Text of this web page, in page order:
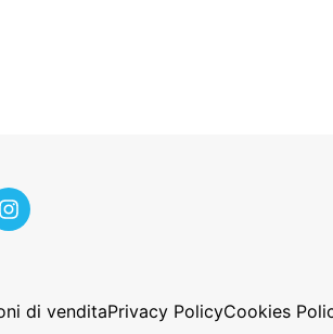
di venditaPrivacy PolicyCookies